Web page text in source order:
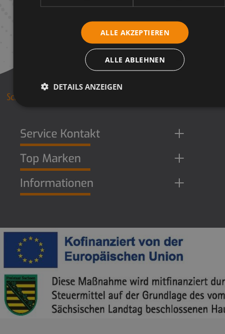
Service Kontakt
Top Marken
Informationen
ALLE AKZEPTIEREN
ALLE ABLEHNEN
DETAILS ANZEIGEN